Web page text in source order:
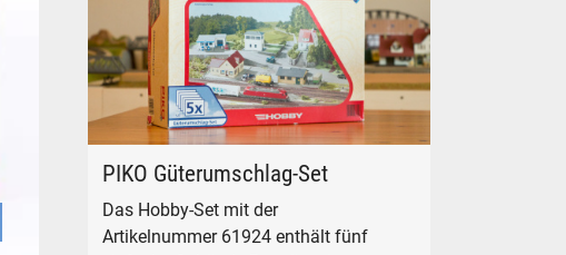
PIKO Güterumschlag-Set
Das Hobby-Set mit der
Artikelnummer 61924 enthält fünf